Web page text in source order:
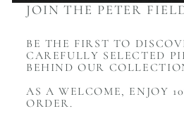
JOIN THE PETER
BE THE FIRST TO
CAREFULLY SELECTED
BEHIND OUR
AS A WELCOME, ENJOY
ORDER.